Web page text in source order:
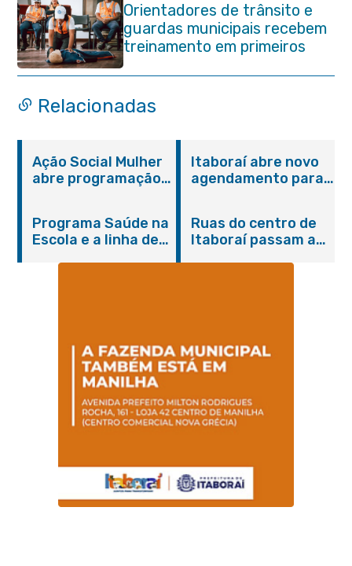
Orientadores de trânsito e
guardas municipais recebem
treinamento em primeiros
socorros em Itaboraí
Relacionadas
Ação Social Mulher
abre programação
serviços gratuitos e
orientações
Itaboraí abre novo
agendamento para
Programa Saúde na
Escola e a linha de
Magalhães Seabra
Ruas do centro de
Itaboraí passam a